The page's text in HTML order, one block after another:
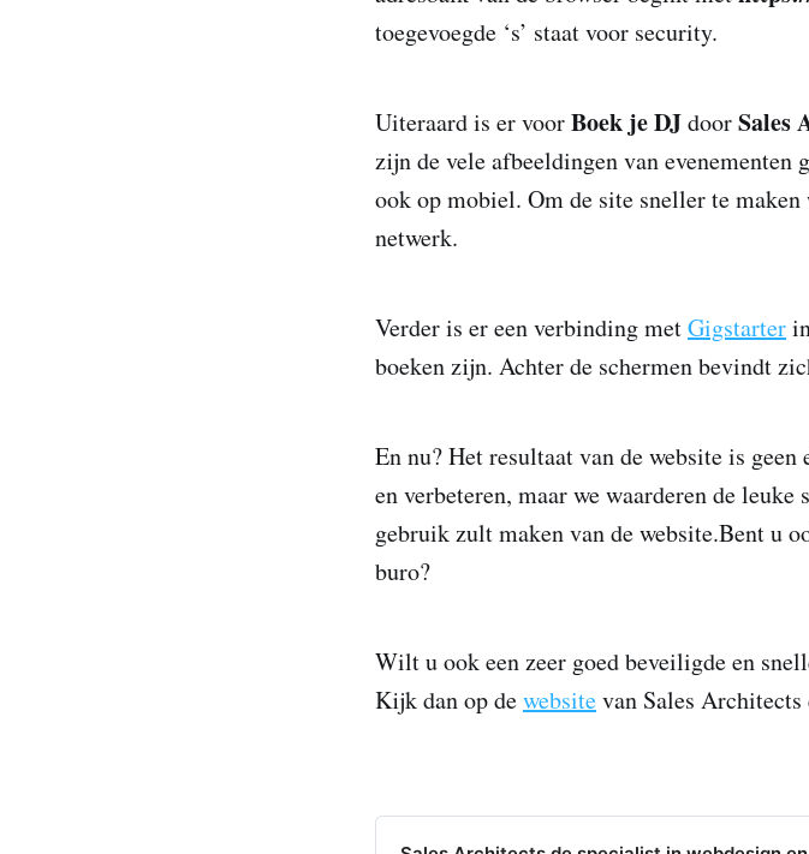
toegevoegde ‘s’ staat voor security.
Uiteraard is er voorBoek je DJdoorSales
zijn de vele afbeeldingen van
ook op mobiel. Om de site sneller te
netwerk.
Verder is er een verbinding metGigstarter
boeken zijn. Achter de schermen bevindt
En nu? Het resultaat van de website is
en verbeteren, maar we waarderen de
gebruik zult maken van de website.Bent u
buro?
Wilt u ook een zeer goed beveiligde en
Kijk dan op dewebsitevan Sales